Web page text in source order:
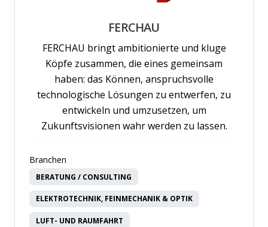
FERCHAU
FERCHAU bringt ambitionierte und kluge
Köpfe zusammen, die eines gemeinsam
haben: das Können, anspruchsvolle
technologische Lösungen zu entwerfen, zu
entwickeln und umzusetzen, um
Zukunftsvisionen wahr werden zu lassen.
Branchen
BERATUNG / CONSULTING
ELEKTROTECHNIK, FEINMECHANIK & OPTIK
LUFT- UND RAUMFAHRT